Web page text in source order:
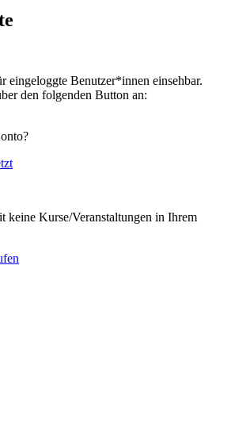
eingeloggte Benutzer*innen einsehbar.
den folgenden Button an:
keine Kurse/Veranstaltungen in Ihrem